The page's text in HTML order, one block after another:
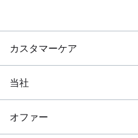
カスタマーケア
当社
オファー